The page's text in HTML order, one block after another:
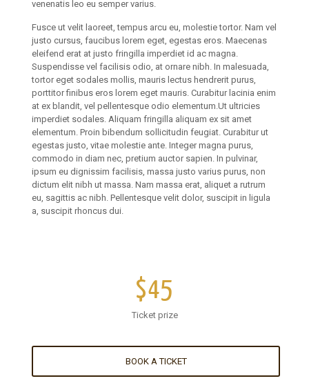
venenatis leo eu semper varius.
Fusce ut velit laoreet, tempus arcu eu, molestie tortor. Nam vel
justo cursus, faucibus lorem eget, egestas eros. Maecenas
eleifend erat at justo fringilla imperdiet id ac magna.
Suspendisse vel facilisis odio, at ornare nibh. In malesuada,
tortor eget sodales mollis, mauris lectus hendrerit purus,
porttitor finibus eros lorem eget mauris. Curabitur lacinia enim
at ex blandit, vel pellentesque odio elementum.Ut ultricies
imperdiet sodales. Aliquam fringilla aliquam ex sit amet
elementum. Proin bibendum sollicitudin feugiat. Curabitur ut
egestas justo, vitae molestie ante. Integer magna purus,
commodo in diam nec, pretium auctor sapien. In pulvinar,
ipsum eu dignissim facilisis, massa justo varius purus, non
dictum elit nibh ut massa. Nam massa erat, aliquet a rutrum
eu, sagittis ac nibh. Pellentesque velit dolor, suscipit in ligula
a, suscipit rhoncus dui.
$45
Ticket prize
BOOK A TICKET